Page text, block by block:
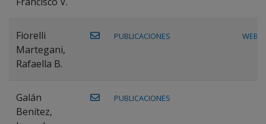
Fiorelli
Martegani,
Rafaella B.
PUBLICACIONES WEB
Galán
Benítez,
PUBLICACIONES